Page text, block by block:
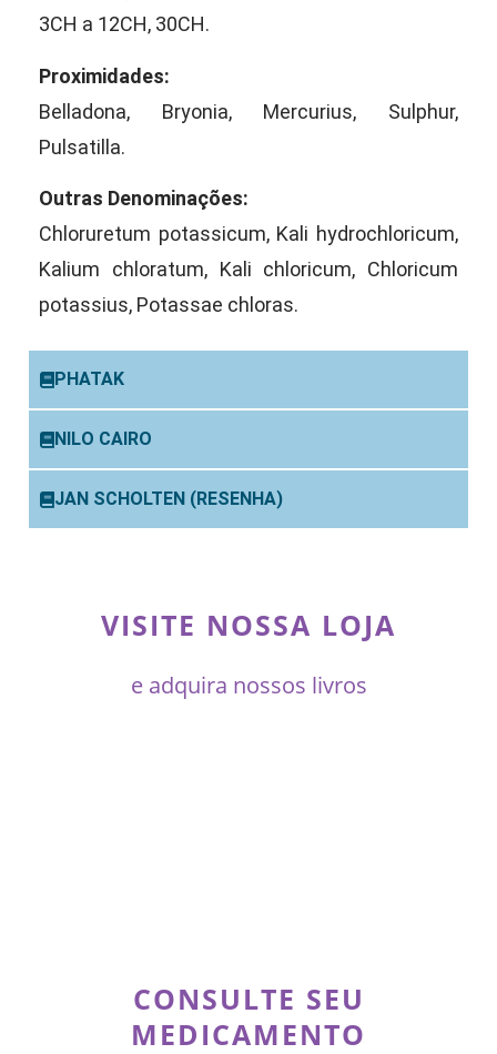
3CH a 12CH, 30CH.
Proximidades:
Belladona, Bryonia, Mercurius, Sulphur,
Pulsatilla.
Outras Denominações:
Chloruretum potassicum, Kali hydrochloricum,
Kalium chloratum, Kali chloricum, Chloricum
potassius, Potassae chloras.
PHATAK
NILO CAIRO
JAN SCHOLTEN (RESENHA)
VISITE NOSSA LOJA
e adquira nossos livros
CONSULTE SEU
MEDICAMENTO